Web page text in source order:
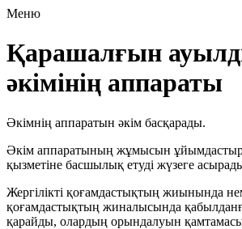
Меню
Қарашалғын
әкімінің аппараты
Әкімнің аппаратын әкім басқарады.
Әкім аппаратының жұмысын
қызметіне басшылық етуді жүзеге
Жергілікті қоғамдастықтың жиынында
қоғамдастықтың жиналысында
қарайды, олардың орындалуын